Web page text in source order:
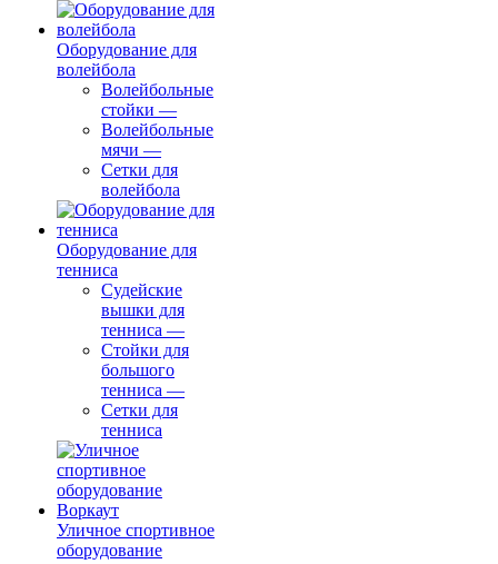
Оборудование для
волейбола
Волейбольные
стойки —
Волейбольные
мячи —
Сетки для
волейбола
Оборудование для
тенниса
Судейские
вышки для
тенниса —
Стойки для
большого
тенниса —
Сетки для
тенниса
Уличное спортивное
оборудование